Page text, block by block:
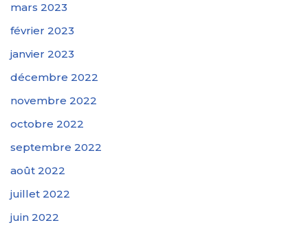
mars 2023
février 2023
janvier 2023
décembre 2022
novembre 2022
octobre 2022
septembre 2022
août 2022
juillet 2022
juin 2022